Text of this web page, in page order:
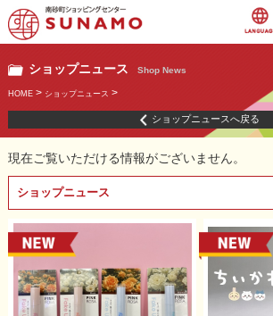
ショップニュース Shop News
HOME> ショップニュース >
ショップニュースへ戻る
現在ご覧いただける情報がございません。
ショップニュース